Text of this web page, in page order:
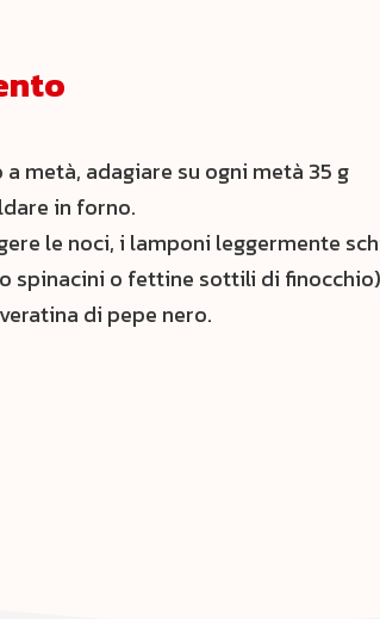
metà, adagiare su ogni metà 35 g
in forno.
le noci, i lamponi leggermente
spinacini o fettine sottili di
di pepe nero.